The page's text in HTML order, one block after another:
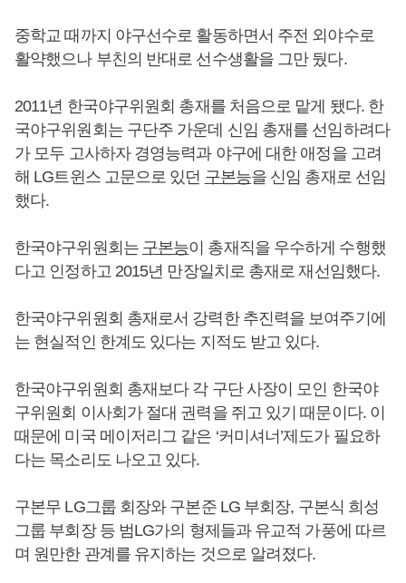
중학교 때까지 야구선수로 활동하면서 주전 외야수로
활약했으나 부친의 반대로 선수생활을 그만 뒀다.
2011년 한국야구위원회 총재를 처음으로 맡게 됐다. 한
국야구위원회는 구단주 가운데 신임 총재를 선임하려다
가 모두 고사하자 경영능력과 야구에 대한 애정을 고려
해 LG트윈스 고문으로 있던 구본능을 신임 총재로 선임
했다.
한국야구위원회는 구본능이 총재직을 우수하게 수행했
다고 인정하고 2015년 만장일치로 총재로 재선임했다.
한국야구위원회 총재로서 강력한 추진력을 보여주기에
는 현실적인 한계도 있다는 지적도 받고 있다.
한국야구위원회 총재보다 각 구단 사장이 모인 한국야
구위원회 이사회가 절대 권력을 쥐고 있기 때문이다. 이
때문에 미국 메이저리그 같은 ‘커미셔너’제도가 필요하
다는 목소리도 나오고 있다.
구본무 LG그룹 회장와 구본준 LG 부회장, 구본식 희성
그룹 부회장 등 범LG가의 형제들과 유교적 가풍에 따르
며 원만한 관계를 유지하는 것으로 알려졌다.